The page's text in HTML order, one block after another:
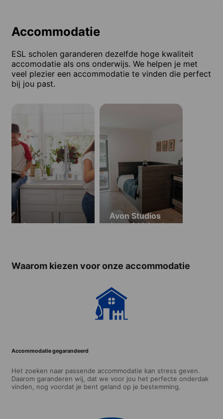
Accommodatie
ESL scholen garanderen dezelfde hoge kwaliteit
accomodatie als ons onderwijs. We helpen je met
veel plezier een accommodatie te vinden die perfect
bij jou past.
Gastgezin
Avon Studios
(vanaf 18 jaar)
Waarom kiezen voor onze accommodatie
Accommodatie gegarandeerd
Het zoeken naar passende accommodatie kan stress geven.
Daarom garanderen wij, dat we voor jou het perfecte onderdak
vinden, nog voordat je bent geland op je bestemming.